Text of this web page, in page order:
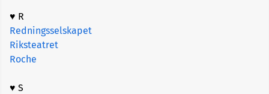
♥ R
Redningsselskapet
Riksteatret
Roche
♥ S